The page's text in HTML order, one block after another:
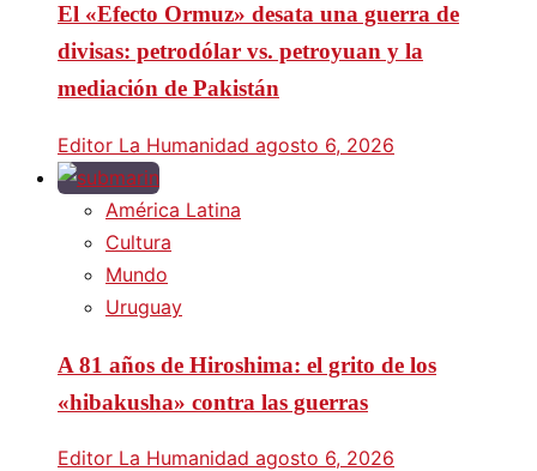
El «Efecto Ormuz» desata una guerra de
divisas: petrodólar vs. petroyuan y la
mediación de Pakistán
Editor La Humanidad agosto 6, 2026
América Latina
Cultura
Mundo
Uruguay
A 81 años de Hiroshima: el grito de los
«hibakusha» contra las guerras
Editor La Humanidad agosto 6, 2026